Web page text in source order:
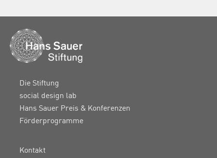
Die Stiftung
social design lab
Hans Sauer Preis & Konferenzen
Förderprogramme
Kontakt